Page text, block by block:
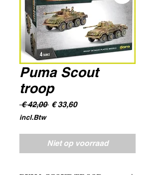
Puma Scout
troop
€ 42,00 Normale
€ 33,60Verkoopprijs
incl.Btw
Niet op voorraad